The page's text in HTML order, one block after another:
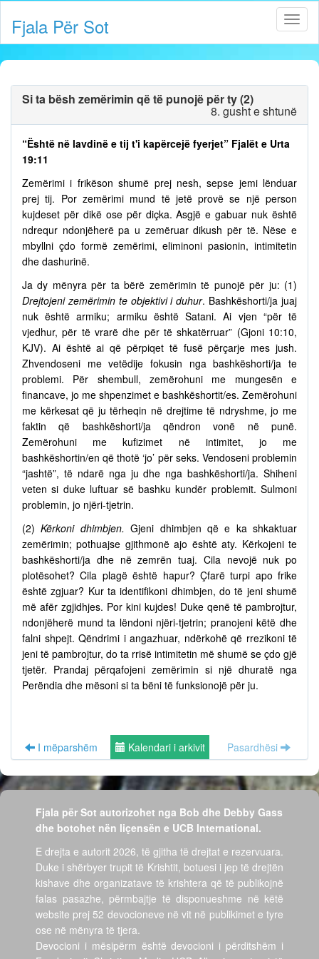
Fjala Për Sot
Si ta bësh zemërimin që të punojë për ty (2)
8. gusht e shtunë
“Është në lavdinë e tij t'i kapërcejë fyerjet” Fjalët e Urta
19:11
Zemërimi i frikëson shumë prej nesh, sepse jemi lënduar
prej tij. Por zemërimi mund të jetë provë se një person
kujdeset për dikë ose për diçka. Asgjë e gabuar nuk është
ndrequr ndonjëherë pa u zemëruar dikush për të. Nëse e
mbyllni çdo formë zemërimi, eliminoni pasionin, intimitetin
dhe dashurinë.
Ja dy mënyra për ta bërë zemërimin të punojë për ju: (1)
Drejtojeni zemërimin te objektivi i duhur. Bashkëshorti/ja juaj
nuk është armiku; armiku është Satani. Ai vjen “për të
vjedhur, për të vrarë dhe për të shkatërruar” (Gjoni 10:10,
KJV). Ai është ai që përpiqet të fusë përçarje mes jush.
Zhvendoseni me vetëdije fokusin nga bashkëshorti/ja te
problemi. Për shembull, zemërohuni me mungesën e
financave, jo me shpenzimet e bashkëshortit/es. Zemërohuni
me kërkesat që ju tërheqin në drejtime të ndryshme, jo me
faktin që bashkëshorti/ja qëndron vonë në punë.
Zemërohuni me kufizimet në intimitet, jo me
bashkëshortin/en që thotë ‘jo’ për seks. Vendoseni problemin
“jashtë”, të ndarë nga ju dhe nga bashkëshorti/ja. Shiheni
veten si duke luftuar së bashku kundër problemit. Sulmoni
problemin, jo njëri-tjetrin.
(2)Kërkoni dhimbjen. Gjeni dhimbjen që e ka shkaktuar
zemërimin; pothuajse gjithmonë ajo është aty. Kërkojeni te
bashkëshorti/ja dhe në zemrën tuaj. Cila nevojë nuk po
plotësohet? Cila plagë është hapur? Çfarë turpi apo frike
është zgjuar? Kur ta identifikoni dhimbjen, do të jeni shumë
më afër zgjidhjes. Por kini kujdes! Duke qenë të pambrojtur,
ndonjëherë mund ta lëndoni njëri-tjetrin; pranojeni këtë dhe
falni shpejt. Qëndrimi i angazhuar, ndërkohë që rrezikoni të
jeni të pambrojtur, do ta rrisë intimitetin më shumë se çdo gjë
tjetër. Prandaj përqafojeni zemërimin si një dhuratë nga
Perëndia dhe mësoni si ta bëni të funksionojë për ju.
I mëparshëm Kalendari i arkivit Pasardhësi
Fjala për Sot autorizohet nga Bob dhe Debby Gass
dhe botohet nën liçensën e UCB International.
E drejta e autorit 2026, të gjitha të drejtat e rezervuara.
Duke i shërbyer trupit të Krishtit, botuesi i jep të drejtën
kishave dhe organizatave të krishtera që të publikojnë
falas pasazhe, përmbajtje të disponueshme në këtë
website prej 52 devocioneve në vit në publikimet e tyre
ose në mënyra të tjera.
Devocioni i mësipërm është devocioni i përditshëm i